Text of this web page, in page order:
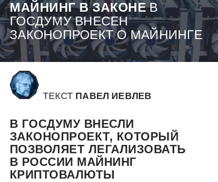
МАЙНИНГ В ЗАКОНЕВ
ГОСДУМУ ВНЕСЕН
ЗАКОНОПРОЕКТ О МАЙНИНГЕ
ТЕКСТ ПАВЕЛ ИЕВЛЕВ
В ГОСДУМУ ВНЕСЛИ
ЗАКОНОПРОЕКТ, КОТОРЫЙ
ПОЗВОЛЯЕТ ЛЕГАЛИЗОВАТЬ
В РОССИИ МАЙНИНГ
КРИПТОВАЛЮТЫ